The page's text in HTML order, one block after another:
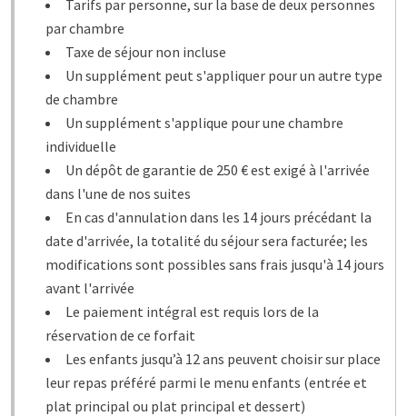
Tarifs par personne, sur la base de deux personnes
par chambre
Taxe de séjour non incluse
Un supplément peut s'appliquer pour un autre type
de chambre
Un supplément s'applique pour une chambre
individuelle
Un dépôt de garantie de 250 € est exigé à l'arrivée
dans l'une de nos suites
En cas d'annulation dans les 14 jours précédant la
date d'arrivée, la totalité du séjour sera facturée; les
modifications sont possibles sans frais jusqu'à 14 jours
avant l'arrivée
Le paiement intégral est requis lors de la
réservation de ce forfait
Les enfants jusqu’à 12 ans peuvent choisir sur place
leur repas préféré parmi le menu enfants (entrée et
plat principal ou plat principal et dessert)